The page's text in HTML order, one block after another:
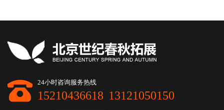
24小时咨询服务热线
15210436618 13121050150